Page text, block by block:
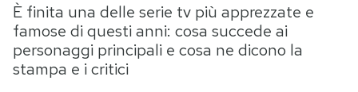
Politica
Tecnologia
Internet
Consumismi
Storie/Idee
È finita una delle serie tv più apprezzate e
famose di questi anni: cosa succede ai
personaggi principali e cosa ne dicono la
stampa e i critici